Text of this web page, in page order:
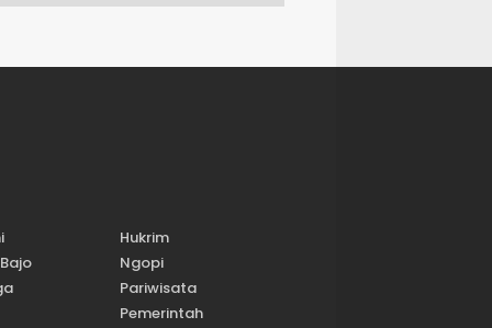
Hukrim
Ngopi
Pariwisata
Pemerintah